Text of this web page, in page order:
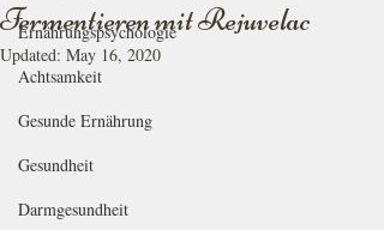
Ernährungspsychologie
Achtsamkeit
Gesunde Ernährung
Gesundheit
Darmgesundheit
Fermentieren mit Rejuvelac
Updated: May 16, 2020